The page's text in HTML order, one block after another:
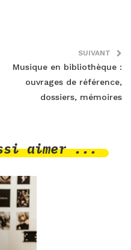
SUIVANT
Musique en bibliothèque :
ouvrages de référence,
dossiers, mémoires
aimer ...